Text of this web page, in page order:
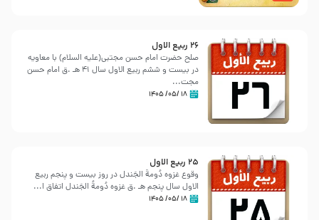
26 ربيع الاول
صلح حضرت امام حسن مجتبی(علیه السلام) با معاویه
در بیست و ششم ربیع الاول سال 41 هـ .ق امام حسن
مجت...
۱۸ /۰۵/ ۱۴۰۵
25 ربيع الاول
وقوع غزوه دُومةُ الجَندل در روز بیست و پنجم ربیع
الاول سال پنجم هـ .ق غزوه دُومةُ الجَندل اتفاق ا...
۱۸ /۰۵/ ۱۴۰۵